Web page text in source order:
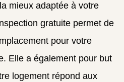
mieux adaptée à votre
gratuite permet de
pour votre
Elle a également pour but
logement répond aux